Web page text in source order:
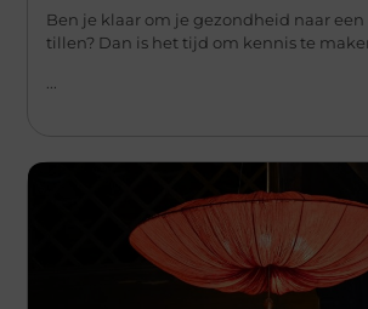
Ben je klaar om je gezondheid naar
tillen? Dan is het tijd om kennis te
...